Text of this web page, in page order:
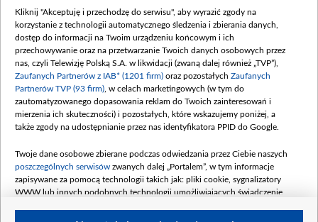
(wpłata wrzesień 100 mln, październik 350
mln, listopad 265 mln)
Dofinansowanie 48 862 000,00 PLN
Data podpisania umowy: GRUDZIEŃ 2025
(wpłata grudzień 60,548 mln)
Dofinansowanie 900 000 000,00 PLN
Data podpisania umowy: LUTY 2026 (wpłata
kwiecień 180 mln, 7 maja 180 mln, 8
czerwca 90 mln)
Dofinansowanie 250 000 000,00 PLN
Kliknij "Akceptuję i przechodzę do serwisu", aby wyrazić zgody na
korzystanie z technologii automatycznego śledzenia i zbierania danych,
dostęp do informacji na Twoim urządzeniu końcowym i ich
przechowywanie oraz na przetwarzanie Twoich danych osobowych przez
nas, czyli Telewizję Polską S.A. w likwidacji (zwaną dalej również „TVP”),
Zaufanych Partnerów z IAB* (1201 firm) oraz pozostałych Zaufanych
Partnerów TVP (93 firm) , w celach marketingowych (w tym do
zautomatyzowanego dopasowania reklam do Twoich zainteresowań i
mierzenia ich skuteczności) i pozostałych, które wskazujemy poniżej, a
także zgody na udostępnianie przez nas identyfikatora PPID do Google.
Twoje dane osobowe zbierane podczas odwiedzania przez Ciebie naszych
poszczególnych serwisów zwanych dalej „Portalem”, w tym informacje
zapisywane za pomocą technologii takich jak: pliki cookie, sygnalizatory
WWW lub innych podobnych technologii umożliwiających świadczenie